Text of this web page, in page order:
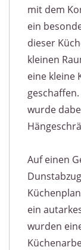
mit dem
ein
dieser
kleinen
eine kleine
wurde
Auf einen
ein
wurden